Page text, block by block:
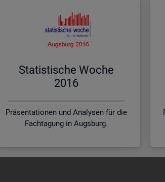
Sta­tis­ti­sche Woche
2016
Präsentationen und Analysen für die
Fachtagung in Augsburg.